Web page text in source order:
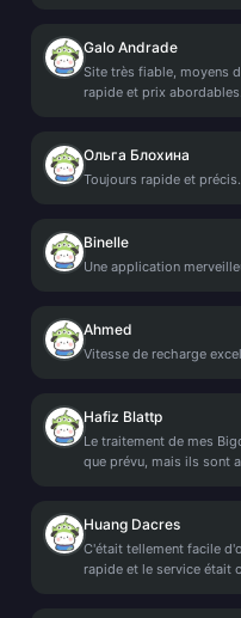
Galo Andrade
Site très fiable, moyens
rapide et prix abordables.
Ольга Блохина
Toujours rapide et précis.
Binelle
Une application
Ahmed
Vitesse de recharge
Hafiz Blattp
Le traitement de mes
que prévu, mais ils sont
Huang Dacres
C'était tellement facile
rapide et le service était